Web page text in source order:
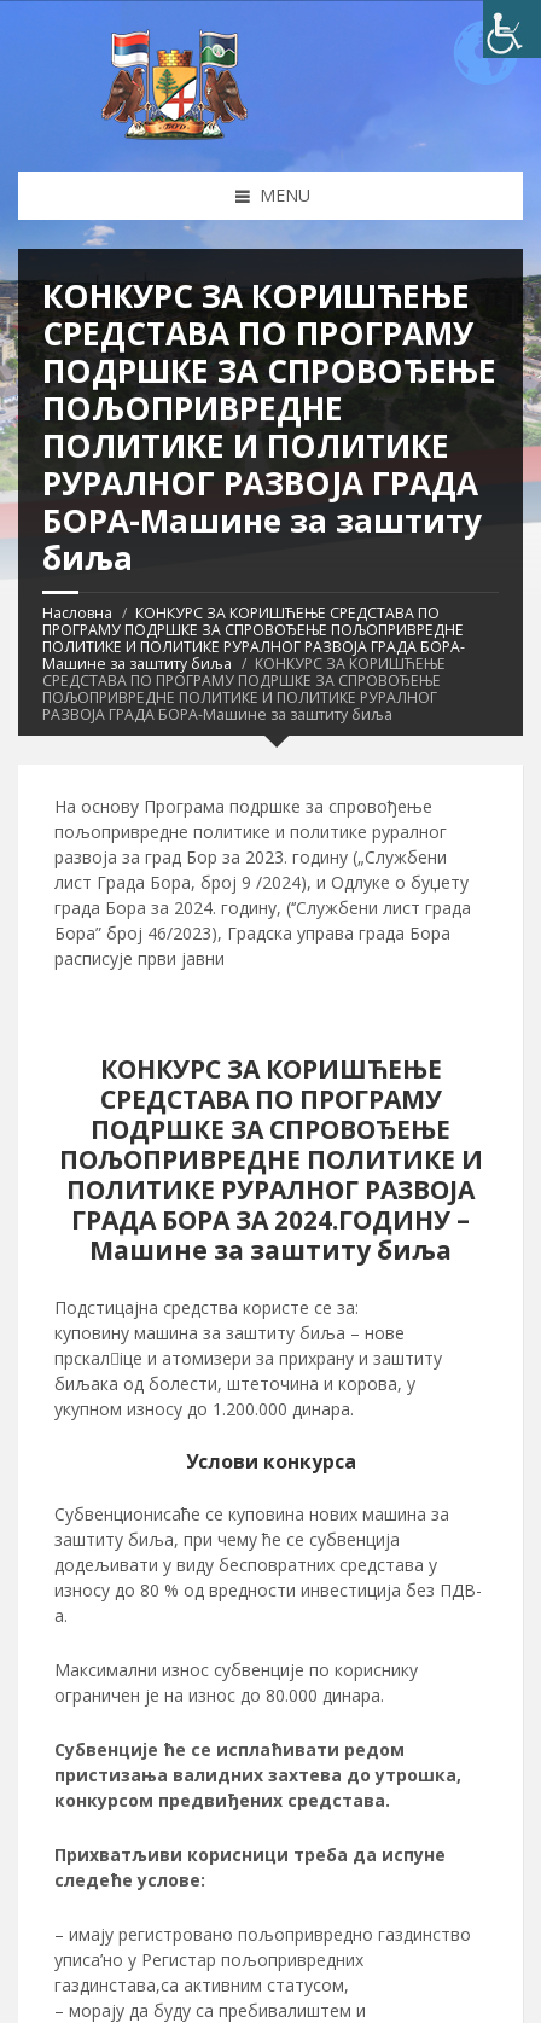
MENU
КОНКУРС ЗА КОРИШЋЕЊЕ
СРЕДСТАВА ПО ПРОГРАМУ
ПОДРШКЕ ЗА СПРОВОЂЕЊЕ
ПОЉОПРИВРЕДНЕ
ПОЛИТИКЕ И ПОЛИТИКЕ
РУРАЛНОГ РАЗВОЈА ГРАДА
БОРА-Машине за заштиту
биља
Насловна
КОНКУРС ЗА КОРИШЋЕЊЕ СРЕДСТАВА ПО
ПРОГРАМУ ПОДРШКЕ ЗА СПРОВОЂЕЊЕ ПОЉОПРИВРЕДНЕ
ПОЛИТИКЕ И ПОЛИТИКЕ РУРАЛНОГ РАЗВОЈА ГРАДА БОРА-
Машине за заштиту биља
КОНКУРС ЗА КОРИШЋЕЊЕ
СРЕДСТАВА ПО ПРОГРАМУ ПОДРШКЕ ЗА СПРОВОЂЕЊЕ
ПОЉОПРИВРЕДНЕ ПОЛИТИКЕ И ПОЛИТИКЕ РУРАЛНОГ
РАЗВОЈА ГРАДА БОРА-Машине за заштиту биља
На основу Програма подршке за спровођење
пољопривредне политике и политике руралног
развоја за град Бор за 2023. годину („Службени
лист Града Бора, број 9 /2024), и Одлуке о буџету
града Бора за 2024. годину, (‘’Службени лист града
Бора” број 46/2023), Градска управа града Бора
расписује први јавни
КОНКУРС ЗА КОРИШЋЕЊЕ
СРЕДСТАВА ПО ПРОГРАМУ
ПОДРШКЕ ЗА СПРОВОЂЕЊЕ
ПОЉОПРИВРЕДНЕ ПОЛИТИКЕ И
ПОЛИТИКЕ РУРАЛНОГ РАЗВОЈА
ГРАДА БОРА ЗА 2024.ГОДИНУ –
Машине за заштиту биља
Подстицајна средства користе се за:
куповину машина за заштиту биља – нове
прскал􀁎iце и атомизери за прихрану и заштиту
биљака од болести, штеточина и корова, у
укупном износу до 1.200.000 динара.
Услови конкурса
Субвенционисаће се куповина нових машина за
заштиту биља, при чему ће се субвенција
додељивати у виду бесповратних средстава у
износу до 80 % од вредности инвестиција без ПДВ-
а.
Максимални износ субвенције по кориснику
ограничен је на износ до 80.000 динара.
Субвенције ће се исплаћивати редом
пристизања валидних захтева до утрошка,
конкурсом предвиђених средстава.
Прихватљиви корисници треба да испуне
следеће услове:
– имају регистровано пољопривредно газдинство
уписа’но у Регистар пољопривредних
газдинстава,са активним статусом,
– морају да буду са пребивалиштем и